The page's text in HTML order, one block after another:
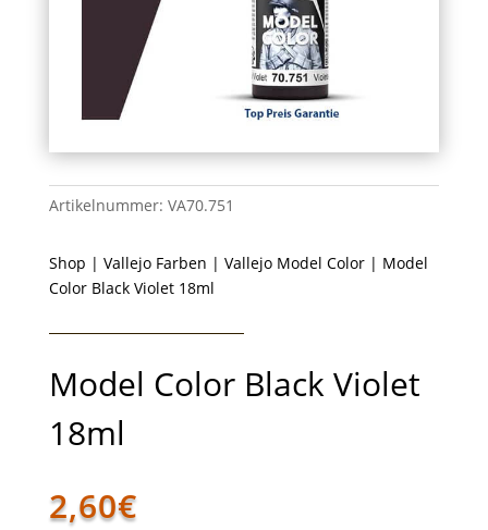
Artikelnummer: VA70.751
Shop | Vallejo Farben | Vallejo Model Color| Model
Color Black Violet 18ml
Model Color Black Violet
18ml
2,60€